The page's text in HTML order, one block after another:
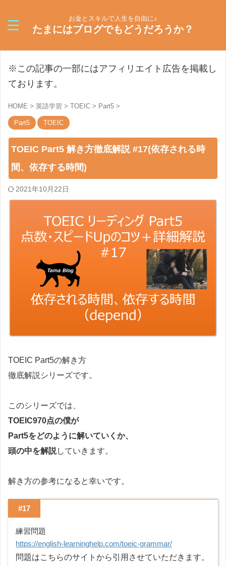
お金とスキルで人生を自由に♪
たまにはブログでもどうだろうか？
※この記事の一部にはアフィリエイト広告を掲載し
ております。
HOME > 英語学習 > TOEIC > Part5 >
Part5 TOEIC
TOEIC Part5 解き方徹底解説 #17(依存される時
間、依存する時間)
2021年10月22日
TOEIC Part5の解き方
徹底解説シリーズです。
このシリーズでは、
TOEIC970点の僕が
Part5をどのように解いていくか、
頭の中を解説していきます。
解き方の参考になると幸いです。
#17
練習問題
https://english-learninghelp.com/toeic-grammar/
問題はこちらのサイトから引用させていただきます。